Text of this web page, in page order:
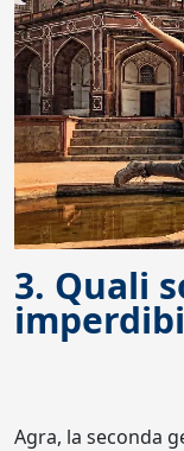
3. Quali
Agra, la seconda